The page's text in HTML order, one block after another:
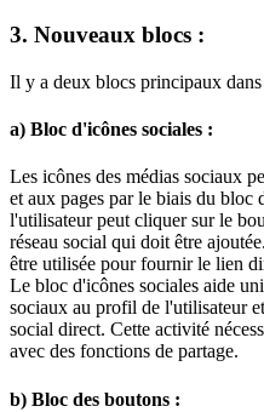
3. Nouveaux blocs :
Il y a deux blocs principaux
a) Bloc d'icônes sociales :
Les icônes des médias sociaux
et aux pages par le biais du bloc
l'utilisateur peut cliquer sur le
réseau social qui doit être
être utilisée pour fournir le lien
Le bloc d'icônes sociales aide
sociaux au profil de l'utilisateur
social direct. Cette activité
avec des fonctions de partage.
b) Bloc des boutons :